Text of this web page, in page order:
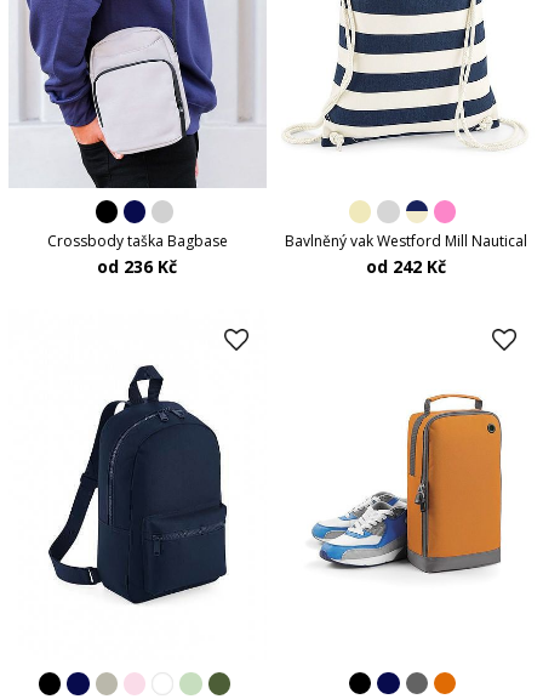
Crossbody taška Bagbase
od 236 Kč
Bavlněný vak Westford Mill Nautical
od 242 Kč